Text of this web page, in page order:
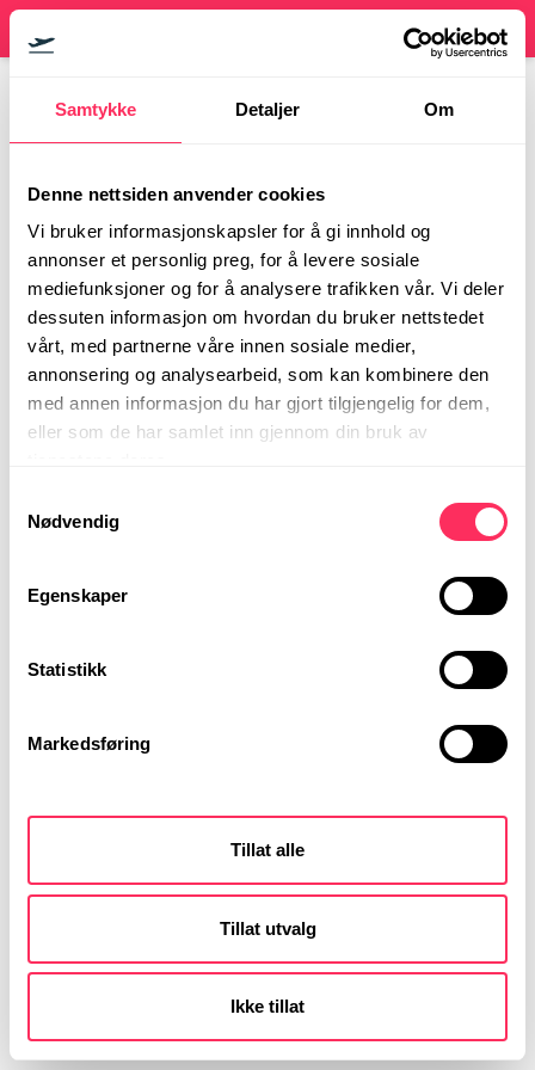
Samtykke Detaljer Om
Denne nettsiden anvender cookies
Vi bruker informasjonskapsler for å gi innhold og
annonser et personlig preg, for å levere sosiale
mediefunksjoner og for å analysere trafikken vår. Vi deler
dessuten informasjon om hvordan du bruker nettstedet
vårt, med partnerne våre innen sosiale medier,
annonsering og analysearbeid, som kan kombinere den
med annen informasjon du har gjort tilgjengelig for dem,
eller som de har samlet inn gjennom din bruk av
Nødvendig
Egenskaper
Statistikk
Markedsføring
Tillat alle
Tillat utvalg
Ikke tillat
Bus stops for Flybussen
See all our bus stops on the map.
FB1 Majorstuen via Torshov-
Sagene
FB3 Radiumhospitalet via Økern-
Storo-Tåsen-Smestad